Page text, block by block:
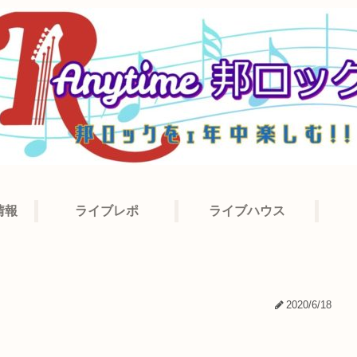
報 ライブレポ ライブハウス
2020/6/18